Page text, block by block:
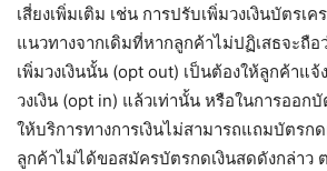
เสี่ยงเพิ่มเติม เช่น การปรับเพิ่มวงเงินบัตรเ
แนวทางจากเดิมที่หากลูกค้าไม่ปฏิเสธจะถือ
เพิ่มวงเงินนั้น (opt out) เป็นต้องให้ลูกค้าแ
วงเงิน (opt in) แล้วเท่านั้น หรือในการออก
ให้บริการทางการเงินไม่สามารถแถมบัตรก
ลูกค้าไม่ได้ขอสมัครบัตรกดเงินสดดังกล่าว